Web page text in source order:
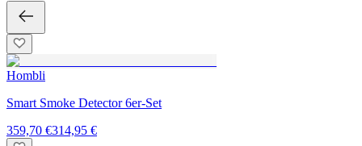
Hombli
Smart Smoke Detector 6er-Set
359,70 €314,95 €